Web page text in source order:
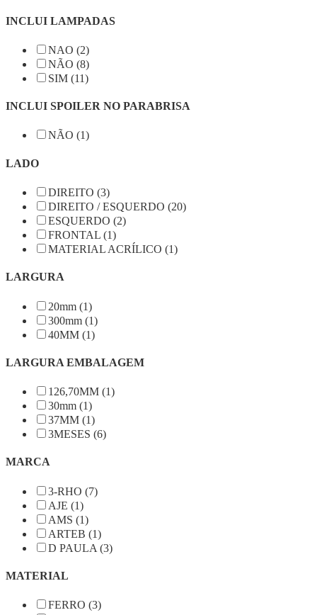
INCLUI LAMPADAS
NAO (2)
NÃO (8)
SIM (11)
INCLUI SPOILER NO PARABRISA
NÃO (1)
LADO
DIREITO (3)
DIREITO / ESQUERDO (20)
ESQUERDO (2)
FRONTAL (1)
MATERIAL ACRÍLICO (1)
LARGURA
20mm (1)
300mm (1)
40MM (1)
LARGURA EMBALAGEM
126,70MM (1)
30mm (1)
37MM (1)
3MESES (6)
MARCA
3-RHO (7)
AJE (1)
AMS (1)
ARTEB (1)
D PAULA (3)
MATERIAL
FERRO (3)